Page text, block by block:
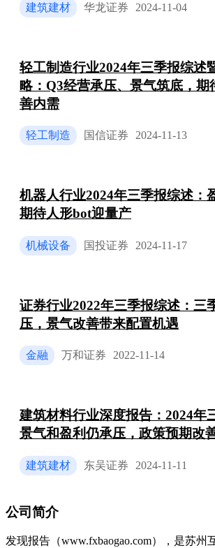
建筑建材 华龙证券 2024-11-04
轻工制造行业2024年三季报综述
略：Q3经营承压、景气筑底，期
善内需
轻工制造 国信证券 2024-11-13
机器人行业2024年三季报综述：
期待人形bot迎量产
机械设备 国投证券 2024-11-17
证券行业2022年三季报综述：三
压，景气改善带来配置机遇
金融 万和证券 2022-11-14
建筑材料行业深度报告：2024年
景气和盈利仍承压，政策预期改
建筑建材 东吴证券 2024-11-11
公司简介
发现报告（www.fxbaogao.com），是苏州